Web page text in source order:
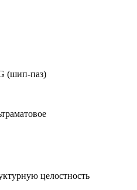
(шип-паз)
целостность